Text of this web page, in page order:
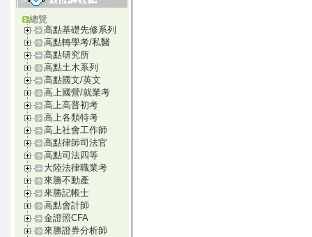
總覽
高點基礎先修系列
高點轉學考/私醫
高點研究所
高點土木系列
高點國文/英文
高上國營/就業考
高上高普初考
高上各類特考
高上社會工作師
高點律師司法官
高點司法四等
大陸法律職業考
來勝不動產
來勝記帳士
高點會計師
金證照CFA
來勝證券分析師